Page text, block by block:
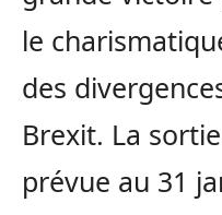
le
des
Brexit. La
prévue au 31